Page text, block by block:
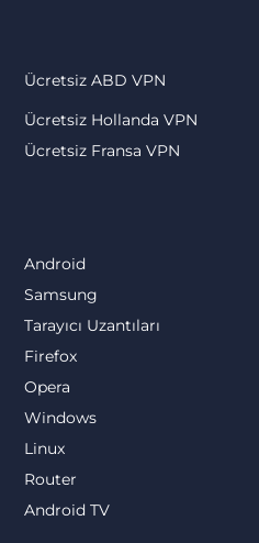
Android
Samsung
Tarayıcı Uzantıları
Firefox
Opera
Windows
Linux
Router
Android TV
Ücretsiz ABD VPN
Ücretsiz Hollanda VPN
Ücretsiz Fransa VPN